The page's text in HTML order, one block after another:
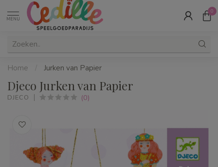
MENU
0
Home / Jurken van Papier
Djeco Jurken van Papier
DJECO (0)